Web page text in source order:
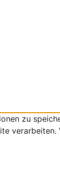
zu